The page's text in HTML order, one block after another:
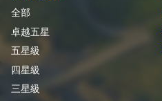
全部
卓越五星
五星級
四星級
三星級